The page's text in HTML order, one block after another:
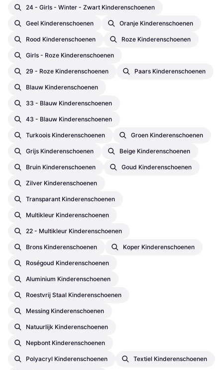
24 - Girls - Winter - Zwart Kinderenschoenen
Geel Kinderenschoenen Oranje Kinderenschoenen
Rood Kinderenschoenen Roze Kinderenschoenen
Girls - Roze Kinderenschoenen
29 - Roze Kinderenschoenen Paars Kinderenschoenen
Blauw Kinderenschoenen
33 - Blauw Kinderenschoenen
43 - Blauw Kinderenschoenen
Turkoois Kinderenschoenen Groen Kinderenschoenen
Grijs Kinderenschoenen Beige Kinderenschoenen
Bruin Kinderenschoenen Goud Kinderenschoenen
Zilver Kinderenschoenen
Transparant Kinderenschoenen
Multikleur Kinderenschoenen
22 - Multikleur Kinderenschoenen
Brons Kinderenschoenen Koper Kinderenschoenen
Roségoud Kinderenschoenen
Aluminium Kinderenschoenen
Roestvrij Staal Kinderenschoenen
Messing Kinderenschoenen
Natuurlijk Kinderenschoenen
Nepbont Kinderenschoenen
Polyacryl Kinderenschoenen Textiel Kinderenschoenen